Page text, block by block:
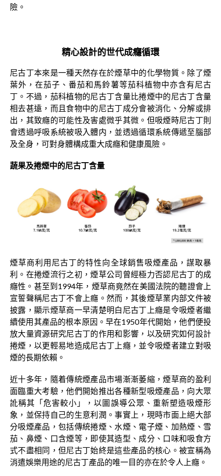
險。
精心設計的世代成癮循環
尼古丁本來是一種天然存在於煙草中的化學物質。除了煙
葉外，在茄子、番茄和馬鈴薯等茄科植物中亦含有尼古
丁。不過，茄科植物的尼古丁含量比捲煙中的尼古丁含量
相去甚遠，而且食物中的尼古丁成分會被消化、分解或排
出，其致癮的可能性及害處微乎其微。但吸煙時尼古丁則
會透過呼吸系統被吸入體内，並透過循環系統傳遞至腦部
及全身，可對身體構成重大成癮和健康風險。
蔬果及捲煙中的尼古丁含量
煙草商利用尼古丁的特性向全球銷售吸煙產品，謀取暴
利。在捲煙流行之初，煙草公司曾經極力否認尼古丁的成
癮性。甚至到1994年，煙草商竟然在美國法院的聽證會上
宣誓聲稱尼古丁不會上癮。然而，其後煙草業内部文件被
披露，顯示煙草商一早清楚明白尼古丁上癮是令吸煙者繼
續使用其產品的根本原因。早在1950年代開始，他們便投
放大量資源研究尼古丁的作用和影響，以及研究如何設計
捲煙，以更輕易地造成尼古丁上癮，並令吸煙者建立對吸
煙的長期依賴。
近十多年，隨着傳統煙產品市場漸漸萎縮，煙草商的盈利
面臨重大考驗，他們開始推出各種新型吸煙產品，向大眾
訛稱其「危害較小」，以圖誤導公眾、重新塑造吸煙形
象，並保持自己的生意利潤。事實上，現時市面上絕大部
分吸煙產品，包括傳統捲煙、水煙、電子煙、加熱煙、雪
茄、鼻煙、口含煙等，即使其造型、成分、口味和吸食方
式不盡相同，但尼古丁始終是這些產品的核心。被宣稱為
消遣娛樂用途的尼古丁產品的唯一目的亦在於令人上癮。